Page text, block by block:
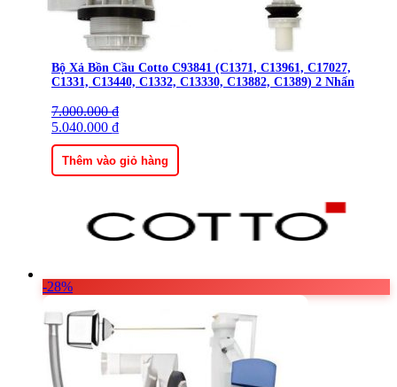
Bộ Xả Bồn Cầu Cotto C93841 (C1371, C13961, C17027,
C1331, C13440, C1332, C13330, C13882, C1389) 2 Nhấn
7.000.000₫
Giá
gốc
là:
7.000.000 ₫.
5.040.000 ₫
Giá
hiện
tại
là:
5.040.000 ₫.
Thêm vào giỏ hàng
-28%